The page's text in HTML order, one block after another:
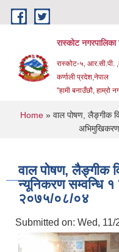
Skip to main content
रास्कोट नगरपालिका
रास्कोट-५, आर.सी.पी.
कर्णाली प्रदेश,नेपाल
"हामी बनाउँछौ, हाम्रो
You are here
Home» वाल पोषण, लैङ्गीक
वाल पोषण, लैङ्गीक
न्यूनिकरण सम्वन्धि
२०७५/०८/०४
Submitted on: Wed, 11/